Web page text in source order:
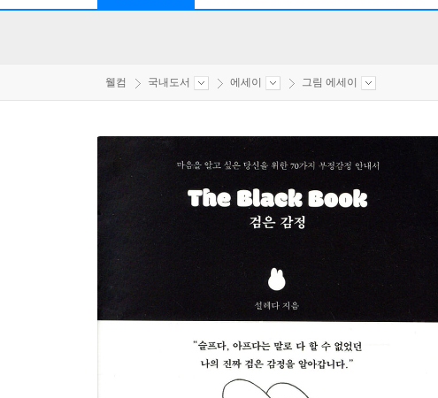
웰컴 국내도서 에세이 그림 에세이